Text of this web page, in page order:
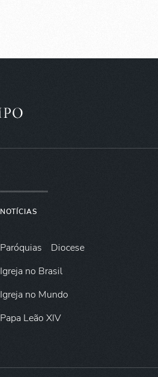
NOTÍCIAS
Paróquias
Diocese
Igreja no Brasil
Igreja no Mundo
Papa Leão XIV